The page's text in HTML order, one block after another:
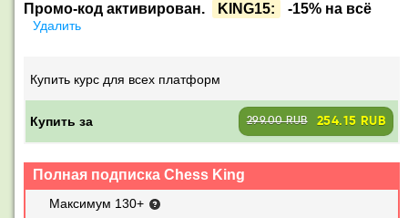
Промо-код активирован. KING15: -15% на всё
Удалить
Купить курс для всех платформ
Купить за 299.00 RUB 254.15 RUB
Полная подписка Chess King
Максимум 130+